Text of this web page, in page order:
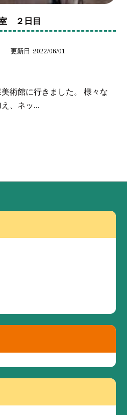
室 ２日目
更新日 2022/06/01
術館に行きました。 様々な
、ネッ...